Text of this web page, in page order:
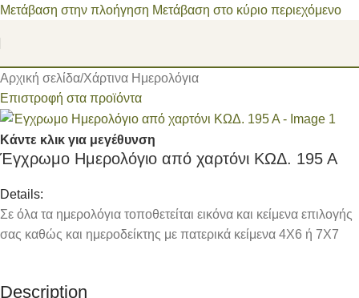
Μετάβαση στην πλοήγηση Μετάβαση στο κύριο περιεχόμενο
Αρχική σελίδα/Χάρτινα Ημερολόγια
Επιστροφή στα προϊόντα
Κάντε κλικ για μεγέθυνση
Έγχρωμο Ημερολόγιο από χαρτόνι ΚΩΔ. 195 Α
Details:
Σε όλα τα ημερολόγια τοποθετείται εικόνα και κείμενα επιλογής
σας καθώς και ημεροδείκτης με πατερικά κείμενα 4Χ6 ή 7Χ7
Description